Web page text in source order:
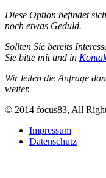
Diese Option befindet
noch etwas Geduld.
Sollten Sie bereits
Sie bitte mit und in
Wir leiten die Anfrage
weiter.
© 2014 focus83, All
Impressum
Datenschutz